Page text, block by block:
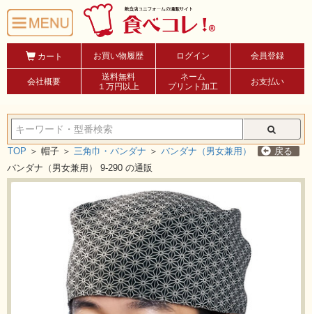
カート お買い物履歴 ログイン 会員登録
会社概要
送料無料
１万円以上
ネーム
プリント加工
お支払い
TOP ＞ 帽子 ＞ 三角巾・バンダナ ＞ バンダナ（男女兼用）
戻る
バンダナ（男女兼用） 9-290 の通販